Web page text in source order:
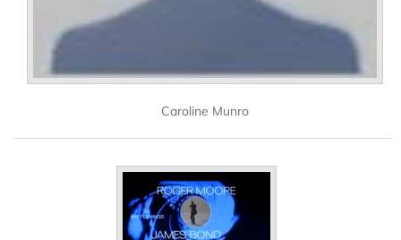
Caroline Munro